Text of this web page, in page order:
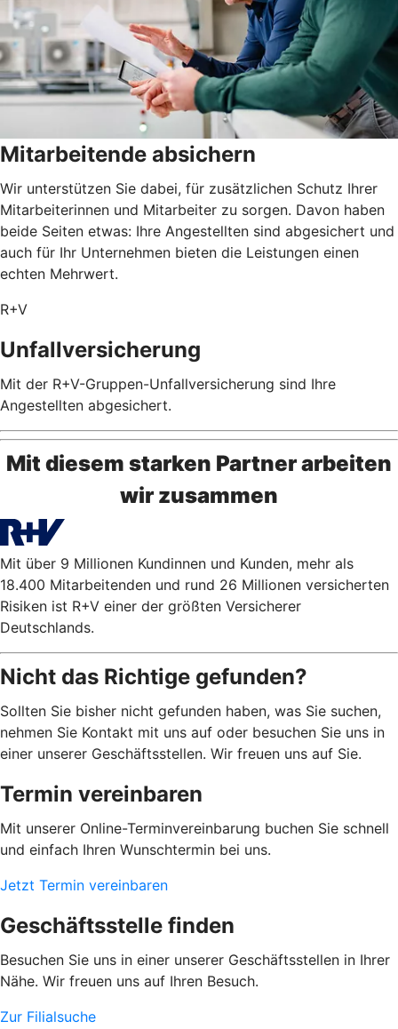
Mitarbeitende absichern
Wir unterstützen Sie dabei, für zusätzlichen Schutz Ihrer
Mitarbeiterinnen und Mitarbeiter zu sorgen. Davon haben
beide Seiten etwas: Ihre Angestellten sind abgesichert und
auch für Ihr Unternehmen bieten die Leistungen einen
echten Mehrwert.
R+V
Unfallversicherung
Mit der R+V-Gruppen-Unfallversicherung sind Ihre
Angestellten abgesichert.
Mit diesem starken Partner arbeiten
wir zusammen
Mit über 9 Millionen Kundinnen und Kunden, mehr als
18.400 Mitarbeitenden und rund 26 Millionen versicherten
Risiken ist R+V einer der größten Versicherer
Deutschlands.
Nicht das Richtige gefunden?
Sollten Sie bisher nicht gefunden haben, was Sie suchen,
nehmen Sie Kontakt mit uns auf oder besuchen Sie uns in
einer unserer Geschäftsstellen. Wir freuen uns auf Sie.
Termin vereinbaren
Mit unserer Online-Terminvereinbarung buchen Sie schnell
und einfach Ihren Wunschtermin bei uns.
Jetzt Termin vereinbaren
Geschäftsstelle finden
Besuchen Sie uns in einer unserer Geschäftsstellen in Ihrer
Nähe. Wir freuen uns auf Ihren Besuch.
Zur Filialsuche